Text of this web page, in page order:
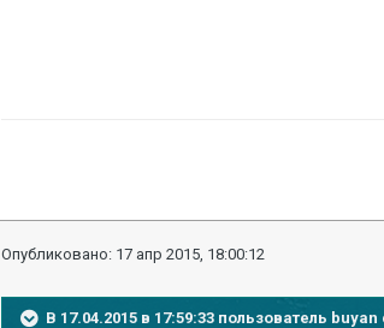
Опубликовано: 17 апр 2015, 18:00:12
В 17.04.2015 в 17:59:33 пользователь buyan